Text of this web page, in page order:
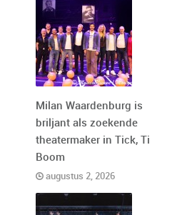
Milan Waardenburg is
briljant als zoekende
theatermaker in Tick, Tick,
Boom
augustus 2, 2026